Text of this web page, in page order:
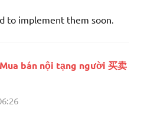
to implement them soon.
bán nội tạng người 买卖